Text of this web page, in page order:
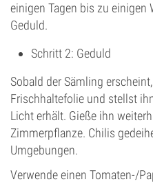
einigen Tagen bis zu einigen
Geduld.
Schritt 2: Geduld
Sobald der Sämling
Frischhaltefolie und stellst
Licht erhält. Gieße ihn
Zimmerpflanze. Chilis
Umgebungen.
Verwende einen Tomaten-/